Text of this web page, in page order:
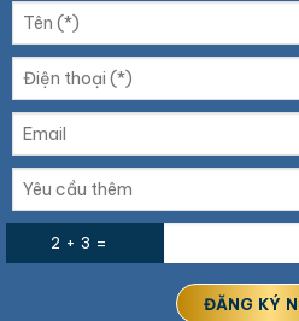
2 + 3 =